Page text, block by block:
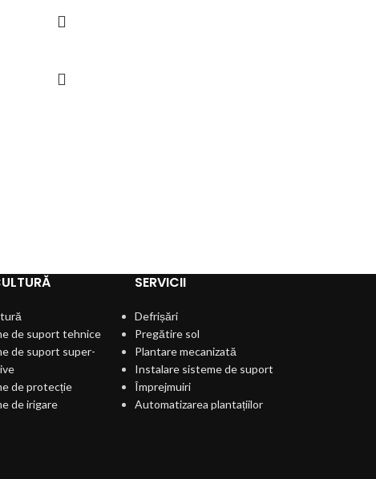
de suport tehnice
de suport super-
de protecție
de irigare
SERVICII
Defrișări
Pregătire sol
Plantare mecanizată
Instalare sisteme de suport
Împrejmuiri
Automatizarea plantațiilor